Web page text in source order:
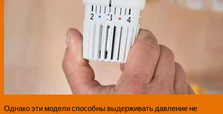
Однако эти модели способны выдерживать давление не